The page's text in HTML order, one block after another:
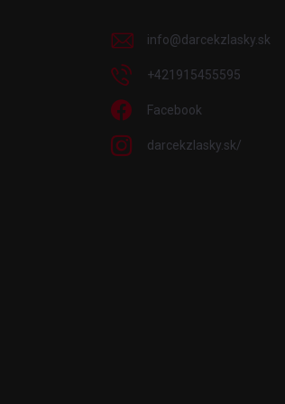
info@darcekzlasky.sk
+421915455595
Facebook
darcekzlasky.sk/